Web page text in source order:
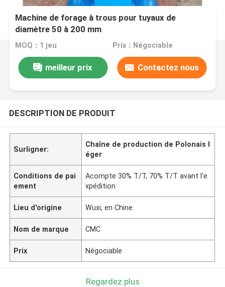
Machine de forage à trous pour tuyaux de
diamètre 50 à 200 mm
MOQ：1 jeu Prix：Négociable
meilleur prix Contactez nous
DESCRIPTION DE PRODUIT
Surligner:
Chaîne de production de Polonais l
éger
Conditions de pai
ement
Acompte 30% T/T, 70% T/T avant l'e
xpédition
Lieu d'origine Wuxi, en Chine
Nom de marque CMC
Prix Négociable
Regardez plus